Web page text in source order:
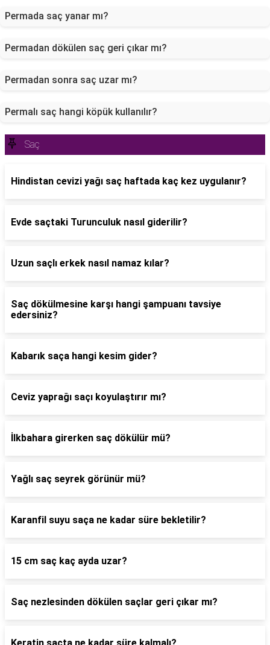
Permada saç yanar mı?
Permadan dökülen saç geri çıkar mı?
Permadan sonra saç uzar mı?
Permalı saç hangi köpük kullanılır?
Saç
Hindistan cevizi yağı saç haftada kaç kez uygulanır?
Evde saçtaki Turunculuk nasıl giderilir?
Uzun saçlı erkek nasıl namaz kılar?
Saç dökülmesine karşı hangi şampuanı tavsiye
edersiniz?
Kabarık saça hangi kesim gider?
Ceviz yaprağı saçı koyulaştırır mı?
İlkbahara girerken saç dökülür mü?
Yağlı saç seyrek görünür mü?
Karanfil suyu saça ne kadar süre bekletilir?
15 cm saç kaç ayda uzar?
Saç nezlesinden dökülen saçlar geri çıkar mı?